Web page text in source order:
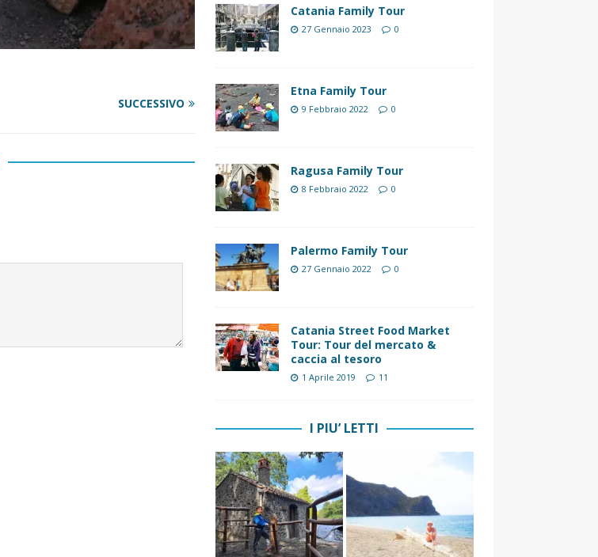
SUCCESSIVO
Catania Family Tour
27 Gennaio 2023 0
Etna Family Tour
9 Febbraio 2022 0
Ragusa Family Tour
8 Febbraio 2022 0
Palermo Family Tour
27 Gennaio 2022 0
Catania Street Food Market
Tour: Tour del mercato &
caccia al tesoro
1 Aprile 2019 11
I PIU’ LETTI